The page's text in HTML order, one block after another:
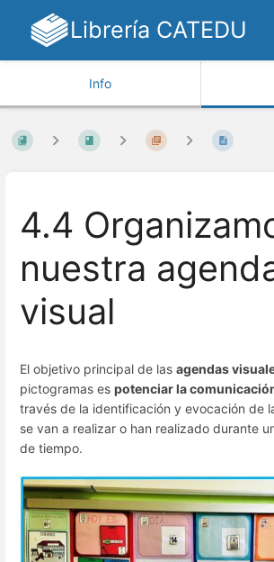
Librería CATEDU
Info
4.4
nuestra
visual
El objetivo principal de las agendas
pictogramas es potenciar la
través de la identificación y evocación de
se van a realizar o han realizado durante
de tiempo.